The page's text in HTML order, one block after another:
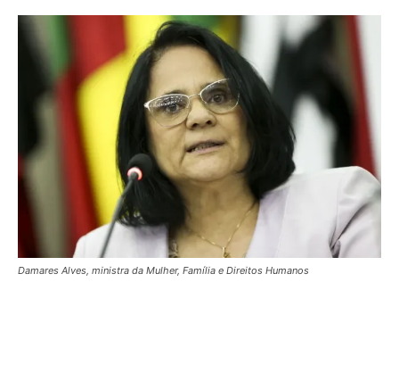
Damares Alves, ministra da Mulher, Família e Direitos Humanos